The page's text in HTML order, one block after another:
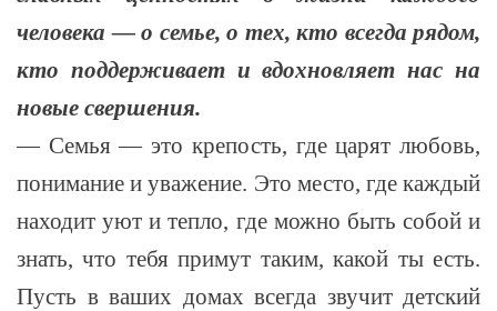
человека — о семье, о тех, кто всегда рядом,
кто поддерживает и вдохновляет нас на
новые свершения.
— Семья — это крепость, где царят любовь,
понимание и уважение. Это место, где каждый
находит уют и тепло, где можно быть собой и
знать, что тебя примут таким, какой ты есть.
Пусть в ваших домах всегда звучит детский